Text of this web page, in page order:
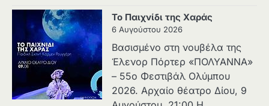
Το Παιχνίδι της Χαράς
6 Αυγούστου 2026
Βασισμένο στη νουβέλα της
Έλενορ Πόρτερ «ΠΟΛΥΑΝΝΑ»
– 55ο Φεστιβάλ Ολύμπου
2026. Αρχαίο θέατρο Δίου, 9